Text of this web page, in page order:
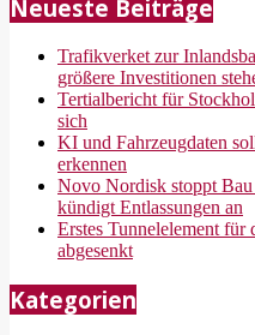
Neueste Beiträge
Trafikverket zur
größere Investitionen
Tertialbericht für
sich
KI und Fahrzeugdaten
erkennen
Novo Nordisk stoppt
kündigt Entlassungen an
Erstes Tunnelelement für
abgesenkt
Kategorien